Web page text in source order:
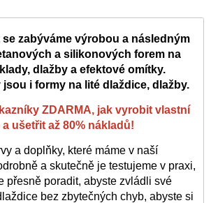
se zabýváme výrobou a následným
a silikonových forem na
dlažby a efektové omítky.
i formy na lité dlaždice, dlažby.
ZDARMA, jak vyrobit vlastní
ušetřit až 80% nákladů!
a doplňky, které máme v naší
a skutečně je testujeme v praxi,
přesně poradit, abyste zvládli své
bez zbytečných chyb, abyste si